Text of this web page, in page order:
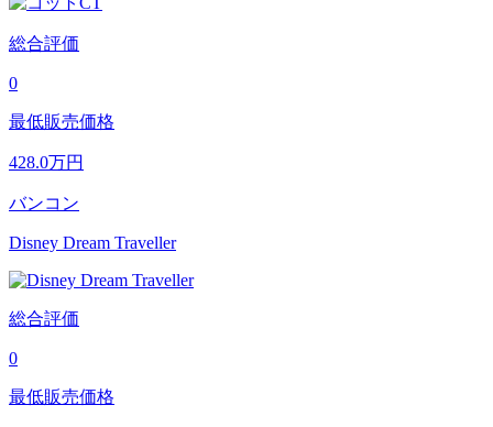
総合評価
0
最低販売価格
428.0万円
バンコン
Disney Dream Traveller
総合評価
0
最低販売価格